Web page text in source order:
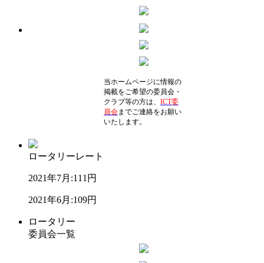
当ホームページに情報の
掲載をご希望の委員会・
クラブ等の方は、 ICT委
員会までご連絡をお願い
いたします。
ロータリーレート
2021年7月:111円
2021年6月:109円
ロータリー
委員会一覧